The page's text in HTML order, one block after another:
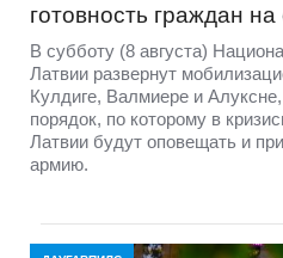
готовность граждан
В субботу (8 августа)
Латвии развернут
Кулдиге, Валмиере и
порядок, по которому в
Латвии будут оповещать и
армию.